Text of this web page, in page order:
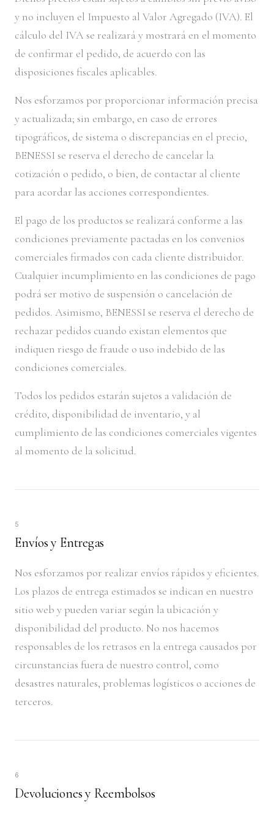
y no incluyen el Impuesto al Valor Agregado (IVA). El
cálculo del IVA se realizará y mostrará en el momento
de confirmar el pedido, de acuerdo con las
disposiciones fiscales aplicables.
Nos esforzamos por proporcionar información precisa
y actualizada; sin embargo, en caso de errores
tipográficos, de sistema o discrepancias en el precio,
BENESSI se reserva el derecho de cancelar la
cotización o pedido, o bien, de contactar al cliente
para acordar las acciones correspondientes.
El pago de los productos se realizará conforme a las
condiciones previamente pactadas en los convenios
comerciales firmados con cada cliente distribuidor.
Cualquier incumplimiento en las condiciones de pago
podrá ser motivo de suspensión o cancelación de
pedidos. Asimismo, BENESSI se reserva el derecho de
rechazar pedidos cuando existan elementos que
indiquen riesgo de fraude o uso indebido de las
condiciones comerciales.
Todos los pedidos estarán sujetos a validación de
crédito, disponibilidad de inventario, y al
cumplimiento de las condiciones comerciales vigentes
al momento de la solicitud.
5
Envíos y Entregas
Nos esforzamos por realizar envíos rápidos y eficientes.
Los plazos de entrega estimados se indican en nuestro
sitio web y pueden variar según la ubicación y
disponibilidad del producto. No nos hacemos
responsables de los retrasos en la entrega causados por
circunstancias fuera de nuestro control, como
desastres naturales, problemas logísticos o acciones de
terceros.
6
Devoluciones y Reembolsos